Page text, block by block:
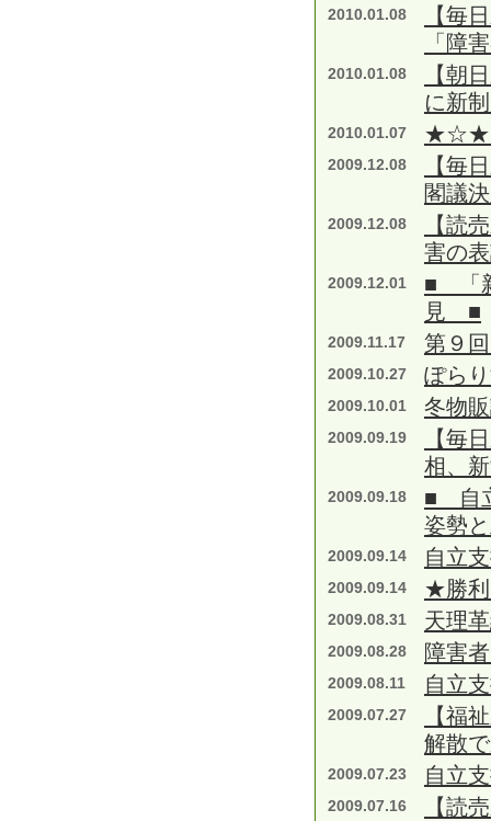
2010.01.08
【毎
「障
2010.01.08
【朝
に新
2010.01.07 ★☆★
2009.12.08
【毎
閣議
2009.12.08
【読
害の
2009.12.01
■ 「
見 ■
2009.11.17 第９
2009.10.27 ぽら
2009.10.01 冬物
2009.09.19
【毎
相、
2009.09.18
■ 自
姿勢
2009.09.14 自立
2009.09.14 ★勝
2009.08.31 天理
2009.08.28 障害
2009.08.11 自立
2009.07.27
【福
解散
2009.07.23 自立
2009.07.16 【読